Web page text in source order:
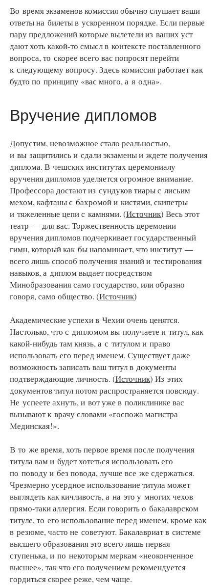
Во время экзаменов комиссия обычно слушает ваши
ответы на билеты в ускоренном порядке. Если первые
пару предложений которые вылетели из ваших уст
дают хоть какой-то смысл в контексте поставленного
вопроса, то скорее всего вас попросят перейти
к следующему вопросу. Здесь комиссия работает как
будто по принципу «вас много, а я одна».
Вручение дипломов
Допустим, невозможное стало реальностью,
и вы защитились и сдали экзамены и ждете получения
диплома. В чешских институтах церемониалу
вручения дипломов уделяется огромное внимание.
Профессора достают из сундуков тиары с лисьим
мехом, кафтаны с бахромой и кистями, скипетры
и тяжеленные цепи с камнями. (Источник) Весь этот
театр — для вас. Торжественность церемонии
вручения дипломов подчеркивает государственный
гимн, который как бы напоминает, что институт —
всего лишь способ получения знаний и тестирования
навыков, а диплом выдает посредством
Минобразования само государство, или образно
говоря, само общество. (Источник)
Академические успехи в Чехии очень ценятся.
Настолько, что с дипломом вы получаете и титул, как
какой-нибудь там князь, а с титулом и право
использовать его перед именем. Существует даже
возможность записать ваш титул в документы
подтверждающие личность. (Источник) Из этих
документов титул потом распространяется повсюду.
Не успеете ахнуть, и вот уже в поликлинике вас
вызывают к врачу словами «госпожа магистра
Мединская!».
В то же время, хоть первое время после получения
титула вам и будет хотеться использовать его
по поводу и без повода, лучше все же сдержаться.
Чрезмерно усердное использование титула может
выглядеть как кичливость, а на это у многих чехов
прямо-таки аллергия. Если говорить о бакалаврском
титуле, то его использование перед именем, кроме как
в резюме, часто не советуют. Бакалавриат в системе
высшего образования это всего лишь первая
ступенька, и по некоторым меркам «неоконченное
высшее», так что его получением рекомендуется
гордиться скорее реже, чем чаще.